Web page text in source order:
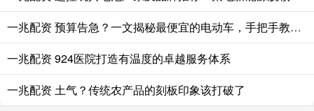
一兆配资 预算告急？一文揭秘最便宜的电动车，手把手教你精打细算省到底
一兆配资 924医院打造有温度的卓越服务体系
一兆配资 土气？传统农产品的刻板印象该打破了